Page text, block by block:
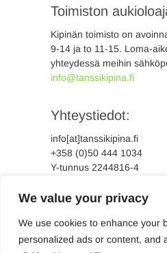
We value your privacy
We use cookies to enhance your
personalized ads or content, and
Toimiston
Kipinän toimisto on
9-14 ja to 11-15. Loma-
yhteydessä meihin
info@tanssikipina.fi
Yhteystiedot:
info[at]tanssikipina.fi
+358 (0)50 444 1034
Y-tunnus 2244816-4